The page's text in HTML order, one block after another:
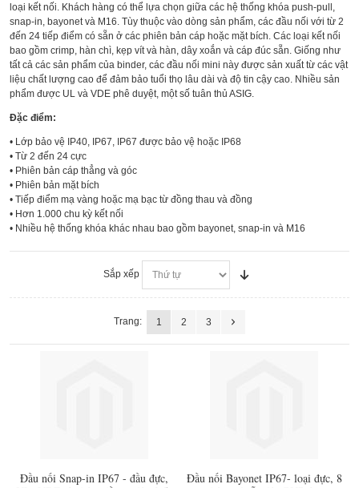
loại kết nối. Khách hàng có thể lựa chọn giữa các hệ thống khóa push-pull,
snap-in, bayonet và M16. Tùy thuộc vào dòng sản phẩm, các đầu nối với từ 2
đến 24 tiếp điểm có sẵn ở các phiên bản cáp hoặc mặt bích. Các loại kết nối
bao gồm crimp, hàn chì, kẹp vít và hàn, dây xoắn và cáp đúc sẵn. Giống như
tất cả các sản phẩm của binder, các đầu nối mini này được sản xuất từ các vật
liệu chất lượng cao để đảm bảo tuổi thọ lâu dài và độ tin cậy cao. Nhiều sản
phẩm được UL và VDE phê duyệt, một số tuân thủ ASIG.
Đặc điểm:
• Lớp bảo vệ IP40, IP67, IP67 được bảo vệ hoặc IP68
• Từ 2 đến 24 cực
• Phiên bản cáp thẳng và góc
• Phiên bản mặt bích
• Tiếp điểm mạ vàng hoặc mạ bạc từ đồng thau và đồng
• Hơn 1.000 chu kỳ kết nối
• Nhiều hệ thống khóa khác nhau bao gồm bayonet, snap-in và M16
Sắp xếp
Trang: 1 2 3
Đầu nối Snap-in IP67 - đầu đực,
Đầu nối Bayonet IP67- loại đực, 8